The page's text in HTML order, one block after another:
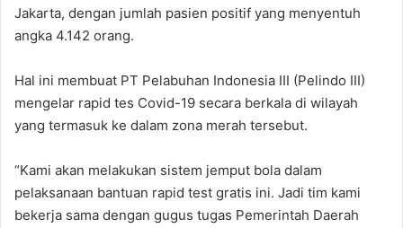
Jakarta, dengan jumlah pasien positif yang menyentuh
angka 4.142 orang.
Hal ini membuat PT Pelabuhan Indonesia III (Pelindo III)
mengelar rapid tes Covid-19 secara berkala di wilayah
yang termasuk ke dalam zona merah tersebut.
“Kami akan melakukan sistem jemput bola dalam
pelaksanaan bantuan rapid test gratis ini. Jadi tim kami
bekerja sama dengan gugus tugas Pemerintah Daerah